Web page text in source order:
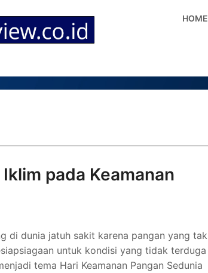
HOME
pada Keamanan
di dunia jatuh sakit karena pangan yang tak
untuk kondisi yang tidak terduga
tema Hari Keamanan Pangan Sedunia